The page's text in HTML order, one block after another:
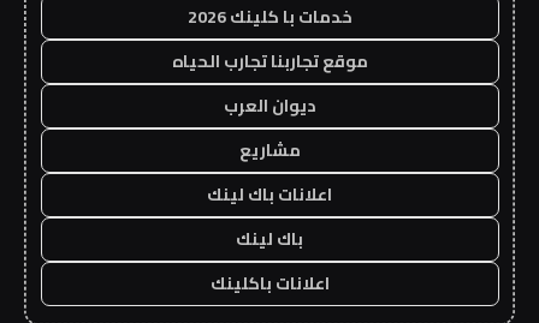
خدمات با كلينك 2026
موقع تجاربنا تجارب الحياه
ديوان العرب
مشاريع
اعلانات باك لينك
باك لينك
اعلانات باكلينك